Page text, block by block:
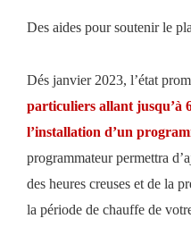
Des aides pour soutenir le
Dés janvier 2023, l’état
particuliers allant jusqu’à
l’installation d’un
programmateur permettra
des heures creuses et de la
la période de chauffe de